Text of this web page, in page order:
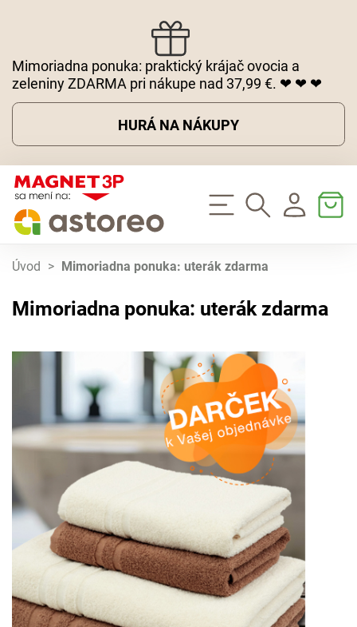
Mimoriadna ponuka: praktický krájač ovocia a
zeleniny ZDARMA pri nákupe nad 37,99 €. ❤ ❤ ❤
HURÁ NA NÁKUPY
Úvod > Mimoriadna ponuka: uterák zdarma
Mimoriadna ponuka: uterák zdarma